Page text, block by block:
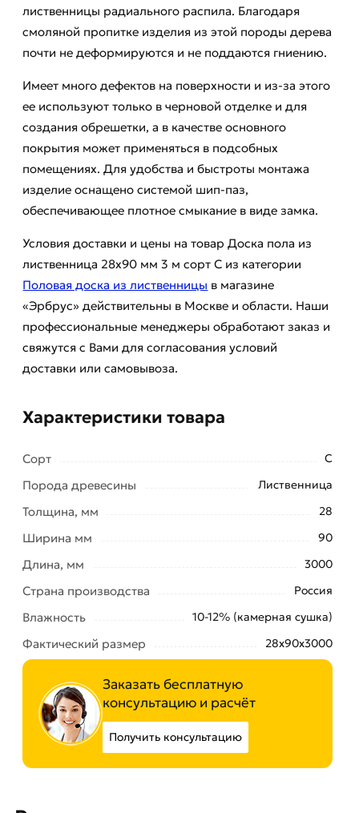
лиственницы радиального распила. Благодаря
смоляной пропитке изделия из этой породы дерева
почти не деформируются и не поддаются гниению.
Имеет много дефектов на поверхности и из-за этого
ее используют только в черновой отделке и для
создания обрешетки, а в качестве основного
покрытия может применяться в подсобных
помещениях. Для удобства и быстроты монтажа
изделие оснащено системой шип-паз,
обеспечивающее плотное смыкание в виде замка.
Условия доставки и цены на товар Доска пола из
лиственница 28x90 мм 3 м сорт С из категории
Половая доска из лиственницы в магазине
«Эрбрус» действительны в Москве и области. Наши
профессиональные менеджеры обработают заказ и
свяжутся с Вами для согласования условий
доставки или самовывоза.
Характеристики товара
Сорт С
Порода древесины Лиственница
Толщина, мм 28
Ширина мм 90
Длина, мм 3000
Страна производства Россия
Влажность 10-12% (камерная сушка)
Фактический размер 28x90х3000
Заказать бесплатную
консультацию и расчёт
Получить консультацию